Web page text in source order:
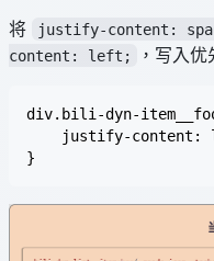
将 justify-content:
content: left;
，写入
div.bili-dyn-
justify-content: